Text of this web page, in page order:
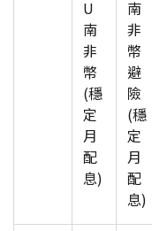
U
南
非
幣
(穩
定
月
配
息)
南
非
幣
避
險
(穩
定
月
配
息)